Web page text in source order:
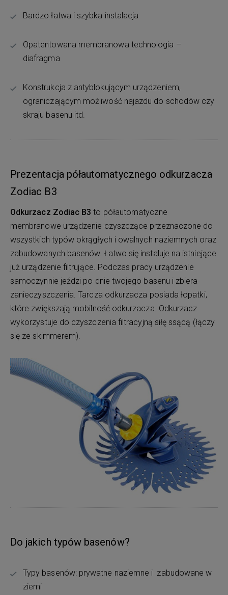
Bardzo łatwa i szybka instalacja
Opatentowana membranowa technologia –
diafragma
Konstrukcja z antyblokującym urządzeniem,
ograniczającym możliwość najazdu do schodów czy
skraju basenu itd.
Prezentacja półautomatycznego odkurzacza
Zodiac B3
Odkurzacz Zodiac B3to półautomatyczne
membranowe urządzenie czyszczące przeznaczone do
wszystkich typów okrągłych i owalnych naziemnych oraz
zabudowanych basenów. Łatwo się instaluje na istniejące
już urządzenie filtrujące. Podczas pracy urządzenie
samoczynnie jeździ po dnie twojego basenu i zbiera
zanieczyszczenia. Tarcza odkurzacza posiada łopatki,
które zwiększają mobilność odkurzacza. Odkurzacz
wykorzystuje do czyszczenia filtracyjną siłę ssącą (łączy
się ze skimmerem).
Do jakich typów basenów?
Typy basenów: prywatne naziemne i zabudowane w
ziemi